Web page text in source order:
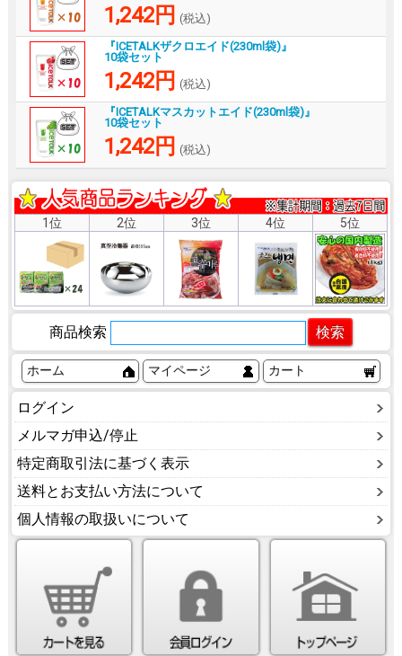
1,242円 (税込)
『ICETALKザクロエイド(230ml袋)』
10袋セット
1,242円 (税込)
『ICETALKマスカットエイド(230ml袋)』
10袋セット
1,242円 (税込)
1位 2位 3位 4位 5位
商品検索
ホーム マイページ カート
ログイン
メルマガ申込/停止
特定商取引法に基づく表示
送料とお支払い方法について
個人情報の取扱いについて